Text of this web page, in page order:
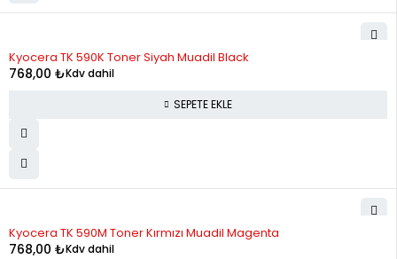
Kyocera TK 590K Toner Siyah Muadil Black
768,00 ₺Kdv dahil
SEPETE EKLE
Kyocera TK 590M Toner Kırmızı Muadil Magenta
768,00 ₺Kdv dahil